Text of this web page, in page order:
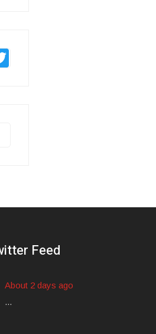
Feed
About 2 days ago
...